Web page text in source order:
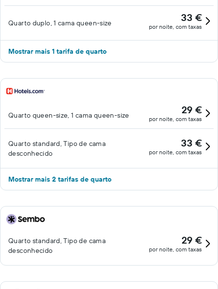
Quarto duplo, 1 cama queen-size 33 €
por noite, com taxas
Mostrar mais 1 tarifa de quarto
Quarto queen-size, 1 cama queen-size 29 €
por noite, com taxas
Quarto standard, Tipo de cama
desconhecido
33 €
por noite, com taxas
Mostrar mais 2 tarifas de quarto
Quarto standard, Tipo de cama
desconhecido
29 €
por noite, com taxas